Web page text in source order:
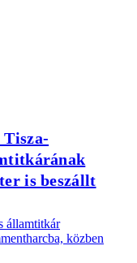
Tisza-
is beszállt
államtitkár
közben